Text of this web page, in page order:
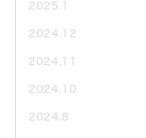
2025.1
2024.12
2024.11
2024.10
2024.8